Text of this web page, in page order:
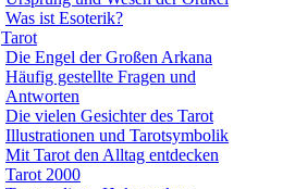
Was ist Esoterik?
Tarot
Die Engel der Großen Arkana
Häufig gestellte Fragen und
Antworten
Die vielen Gesichter des Tarot
Illustrationen und Tarotsymbolik
Mit Tarot den Alltag entdecken
Tarot 2000